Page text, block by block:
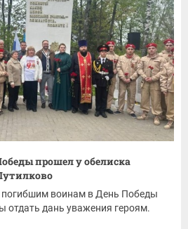
прошел у обелиска
погибшим воинам в День Победы
отдать дань уважения героям.